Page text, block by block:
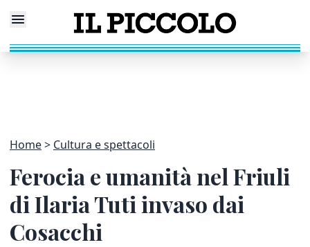
Home Cultura e spettacoli
Ferocia e umanità nel Friuli
di Ilaria Tuti invaso dai
Cosacchi